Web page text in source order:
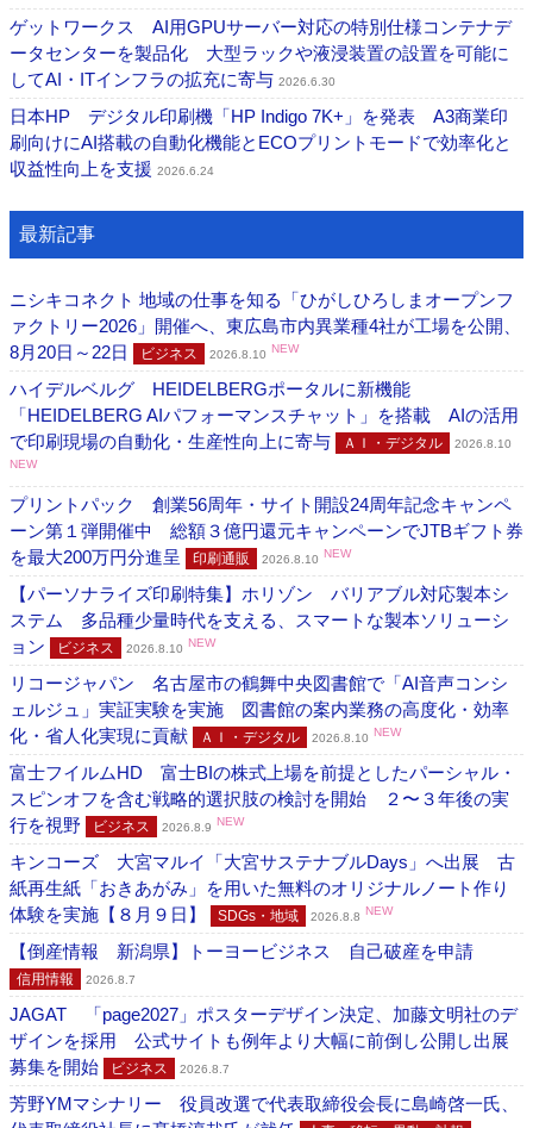
ゲットワークス AI用GPUサーバー対応の特別仕様コンテナデ
ータセンターを製品化 大型ラックや液浸装置の設置を可能に
してAI・ITインフラの拡充に寄与 2026.6.30
日本HP デジタル印刷機「HP Indigo 7K+」を発表 A3商業印
刷向けにAI搭載の自動化機能とECOプリントモードで効率化と
収益性向上を支援 2026.6.24
最新記事
ニシキコネクト 地域の仕事を知る「ひがしひろしまオープンフ
ァクトリー2026」開催へ、東広島市内異業種4社が工場を公開、
8月20日～22日
ビジネス 2026.8.10 NEW
ハイデルベルグ HEIDELBERGポータルに新機能
「HEIDELBERG AIパフォーマンスチャット」を搭載 AIの活用
で印刷現場の自動化・生産性向上に寄与
ＡＩ・デジタル
2026.8.10
NEW
プリントパック 創業56周年・サイト開設24周年記念キャンペ
ーン第１弾開催中 総額３億円還元キャンペーンでJTBギフト券
を最大200万円分進呈
印刷通販 2026.8.10 NEW
【パーソナライズ印刷特集】ホリゾン バリアブル対応製本シ
ステム 多品種少量時代を支える、スマートな製本ソリューシ
ョン
ビジネス 2026.8.10 NEW
リコージャパン 名古屋市の鶴舞中央図書館で「AI音声コンシ
ェルジュ」実証実験を実施 図書館の案内業務の高度化・効率
化・省人化実現に貢献
ＡＩ・デジタル 2026.8.10 NEW
富士フイルムHD 富士BIの株式上場を前提としたパーシャル・
スピンオフを含む戦略的選択肢の検討を開始 ２〜３年後の実
行を視野
ビジネス 2026.8.9 NEW
キンコーズ 大宮マルイ「大宮サステナブルDays」へ出展 古
紙再生紙「おきあがみ」を用いた無料のオリジナルノート作り
体験を実施【８月９日】
SDGs・地域 2026.8.8 NEW
【倒産情報 新潟県】トーヨービジネス 自己破産を申請
信用情報 2026.8.7
JAGAT 「page2027」ポスターデザイン決定、加藤文明社のデ
ザインを採用 公式サイトも例年より大幅に前倒し公開し出展
募集を開始
ビジネス 2026.8.7
芳野YMマシナリー 役員改選で代表取締役会長に島崎啓一氏、